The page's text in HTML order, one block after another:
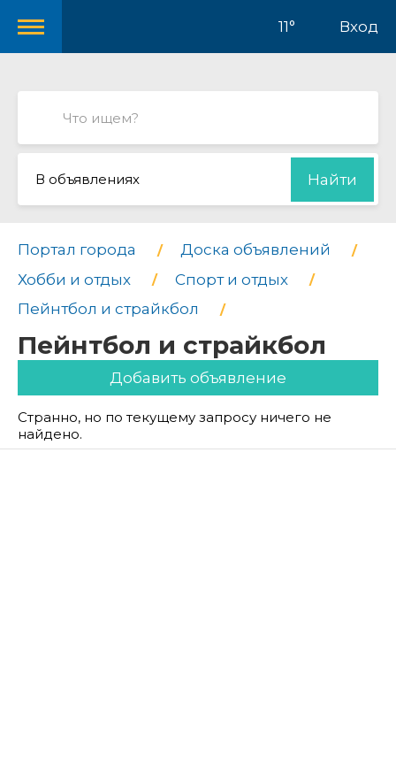
11° Вход
В объявлениях Найти
Портал города
Доска объявлений
Хобби и отдых
Спорт и отдых
Пейнтбол и страйкбол
Пейнтбол и страйкбол
Добавить объявление
Странно, но по текущему запросу ничего не
найдено.